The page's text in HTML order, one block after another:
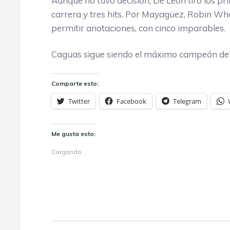
carrera y tres hits. Por Mayagüez, Robin
permitir anotaciones, con cinco imparables.
Caguas sigue siendo el máximo campeón
Comparte esto:
Twitter Facebook Telegram
Me gusta esto:
Cargando...